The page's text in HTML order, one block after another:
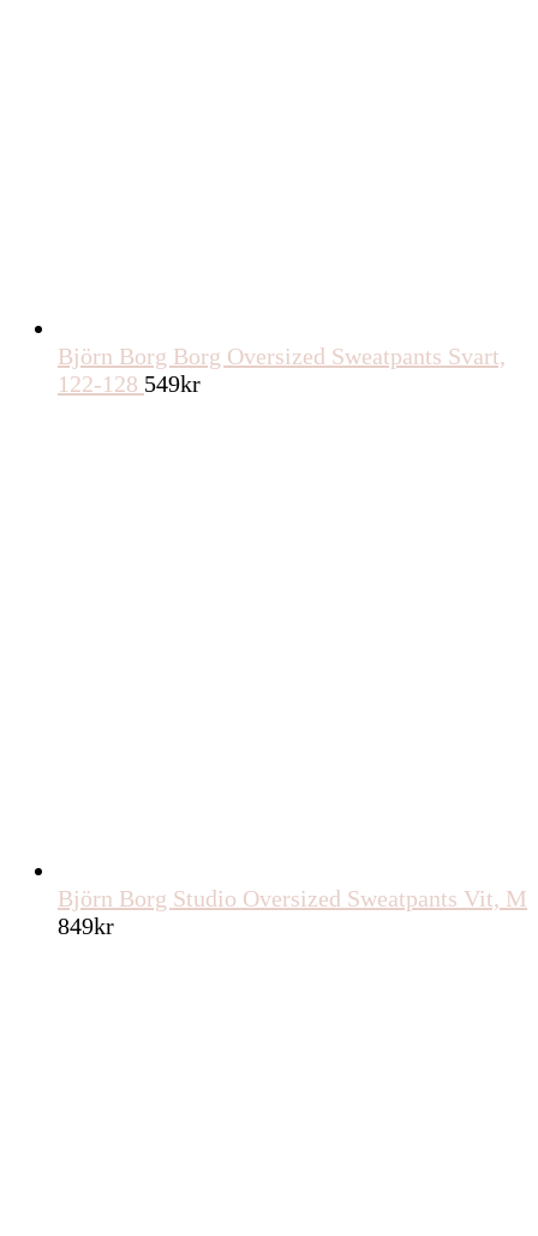
Björn Borg Borg Oversized Sweatpants Svart,
122-128 549kr
Björn Borg Studio Oversized Sweatpants Vit, M
849kr